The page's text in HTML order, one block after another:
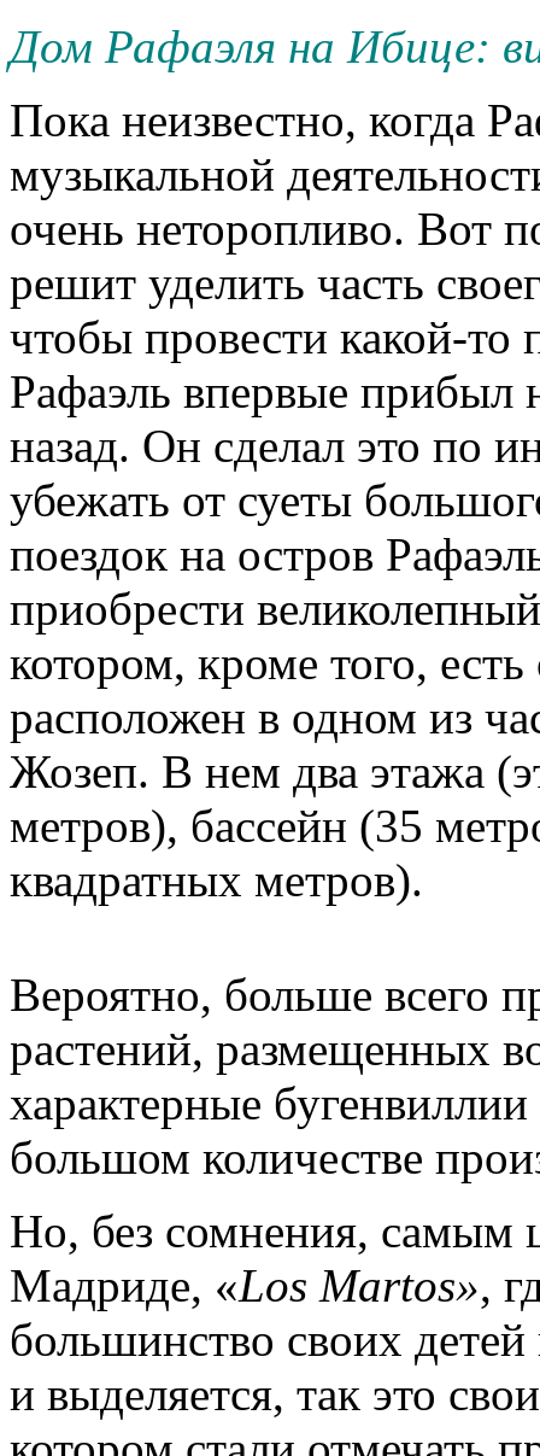
Дом Рафаэля на Ибице:
Пока неизвестно, когда
музыкальной
очень неторопливо. Вот
решит уделить часть
чтобы провести какой-
Рафаэль впервые прибыл
назад. Он сделал это по
убежать от суеты
поездок на остров
приобрести
котором, кроме того,
расположен в одном из
Жозеп. В нем два этажа
метров), бассейн (35
квадратных метров).
Вероятно, больше всего
растений, размещенных
характерные
большом количестве
Но, без сомнения, самым
Мадриде, «Los Martos»,
большинство своих
и выделяется, так это